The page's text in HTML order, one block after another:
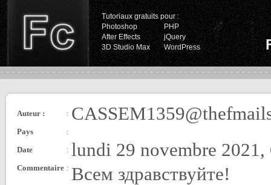
Tutoriaux gratuits pour :
Photoshop
PHP
After Effects
jQuery
3D Studio Max
WordPress
Auteur : :
Pays
:
Date
: lundi 29 novembre 2021,
Commentaire : Всем здравствуйте!